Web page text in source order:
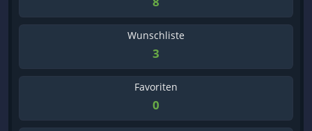
Wunschliste
3
Favoriten
0